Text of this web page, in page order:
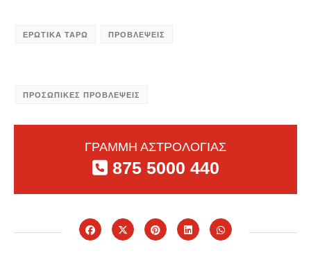
ΕΡΩΤΙΚΑ ΤΑΡΩ ΠΡΟΒΛΕΨΕΙΣ
ΠΡΟΣΩΠΙΚΕΣ ΠΡΟΒΛΕΨΕΙΣ
ΓΡΑΜΜΗ ΑΣΤΡΟΛΟΓΙΑΣ
875 5000 440